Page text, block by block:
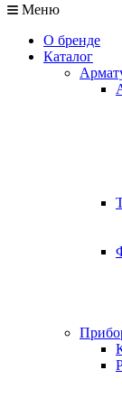
Меню
О бренде
Каталог